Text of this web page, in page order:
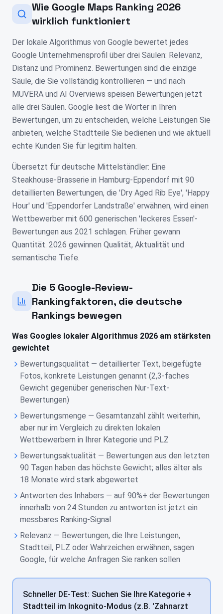
Wie Google Maps Ranking 2026
wirklich funktioniert
Der lokale Algorithmus von Google bewertet jedes
Google Unternehmensprofil über drei Säulen: Relevanz,
Distanz und Prominenz. Bewertungen sind die einzige
Säule, die Sie vollständig kontrollieren — und nach
MUVERA und AI Overviews speisen Bewertungen jetzt
alle drei Säulen. Google liest die Wörter in Ihren
Bewertungen, um zu entscheiden, welche Leistungen Sie
anbieten, welche Stadtteile Sie bedienen und wie aktuell
echte Kunden Sie für legitim halten.
Übersetzt für deutsche Mittelständler: Eine
Steakhouse-Brasserie in Hamburg-Eppendorf mit 90
detaillierten Bewertungen, die 'Dry Aged Rib Eye', 'Happy
Hour' und 'Eppendorfer Landstraße' erwähnen, wird einen
Wettbewerber mit 600 generischen 'leckeres Essen'-
Bewertungen aus 2021 schlagen. Früher gewann
Quantität. 2026 gewinnen Qualität, Aktualität und
semantische Tiefe.
Die 5 Google-Review-
Rankingfaktoren, die deutsche
Rankings bewegen
Was Googles lokaler Algorithmus 2026 am stärksten
gewichtet
Bewertungsqualität — detaillierter Text, beigefügte
Fotos, konkrete Leistungen genannt (2,3-faches
Gewicht gegenüber generischen Nur-Text-
Bewertungen)
Bewertungsmenge — Gesamtanzahl zählt weiterhin,
aber nur im Vergleich zu direkten lokalen
Wettbewerbern in Ihrer Kategorie und PLZ
Bewertungsaktualität — Bewertungen aus den letzten
90 Tagen haben das höchste Gewicht; alles älter als
18 Monate wird stark abgewertet
Antworten des Inhabers — auf 90%+ der Bewertungen
innerhalb von 24 Stunden zu antworten ist jetzt ein
messbares Ranking-Signal
Relevanz — Bewertungen, die Ihre Leistungen,
Stadtteil, PLZ oder Wahrzeichen erwähnen, sagen
Google, für welche Anfragen Sie ranken sollen
Schneller DE-Test: Suchen Sie Ihre Kategorie +
Stadtteil im Inkognito-Modus (z.B. 'Zahnarzt